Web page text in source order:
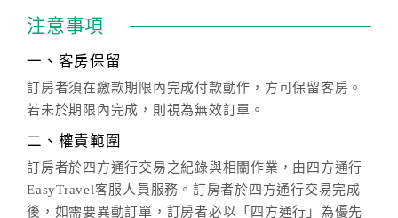
注意事項
一、客房保留
訂房者須在繳款期限內完成付款動作，方可保留客房。
若未於期限內完成，則視為無效訂單。
二、權責範圍
訂房者於四方通行交易之紀錄與相關作業，由四方通行
EasyTravel客服人員服務。訂房者於四方通行交易完成
後，如需要異動訂單，訂房者必以「四方通行」為優先